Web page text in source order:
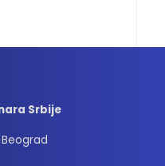
Srbije
Beograd